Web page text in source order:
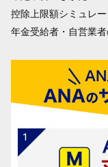
控除上限額シミュレ
年金受給者・自営業